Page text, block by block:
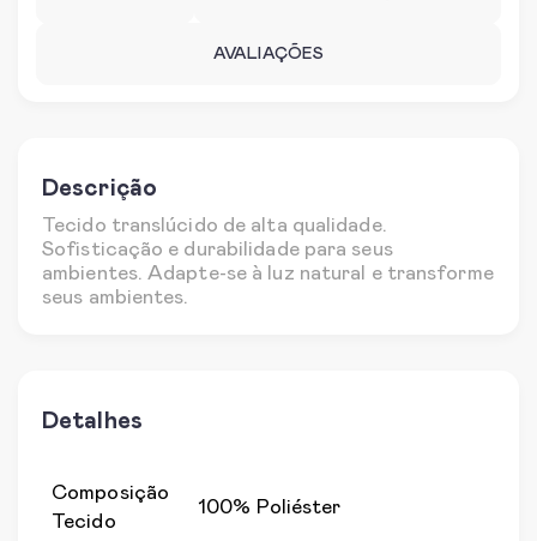
AVALIAÇÕES
Descrição
Tecido translúcido de alta qualidade.
Sofisticação e durabilidade para seus
ambientes. Adapte-se à luz natural e transforme
seus ambientes.
Detalhes
Composição
Tecido
100% Poliéster